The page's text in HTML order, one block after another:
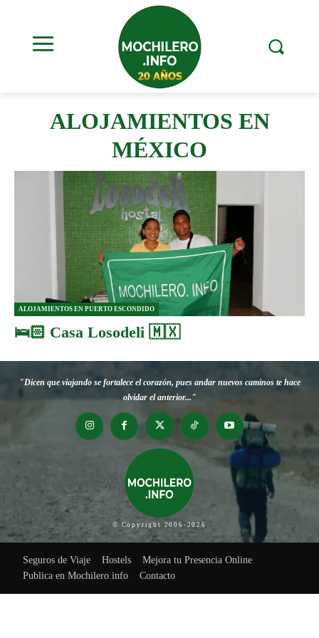
ALOJAMIENTOS EN
MÉXICO
ALOJAMIENTOS EN PUERTO ESCONDIDO
🛌🏻 Casa Losodeli 🇲🇽
"Dicen que viajando se fortalece el corazón, pues andar nuevos caminos te hace
olvidar el anterior..."
© Copyright 2006-2026
Seguros de Viaje Hostels
Mejora tu Presencia Online
Publica en Mochilero.info
Contacto